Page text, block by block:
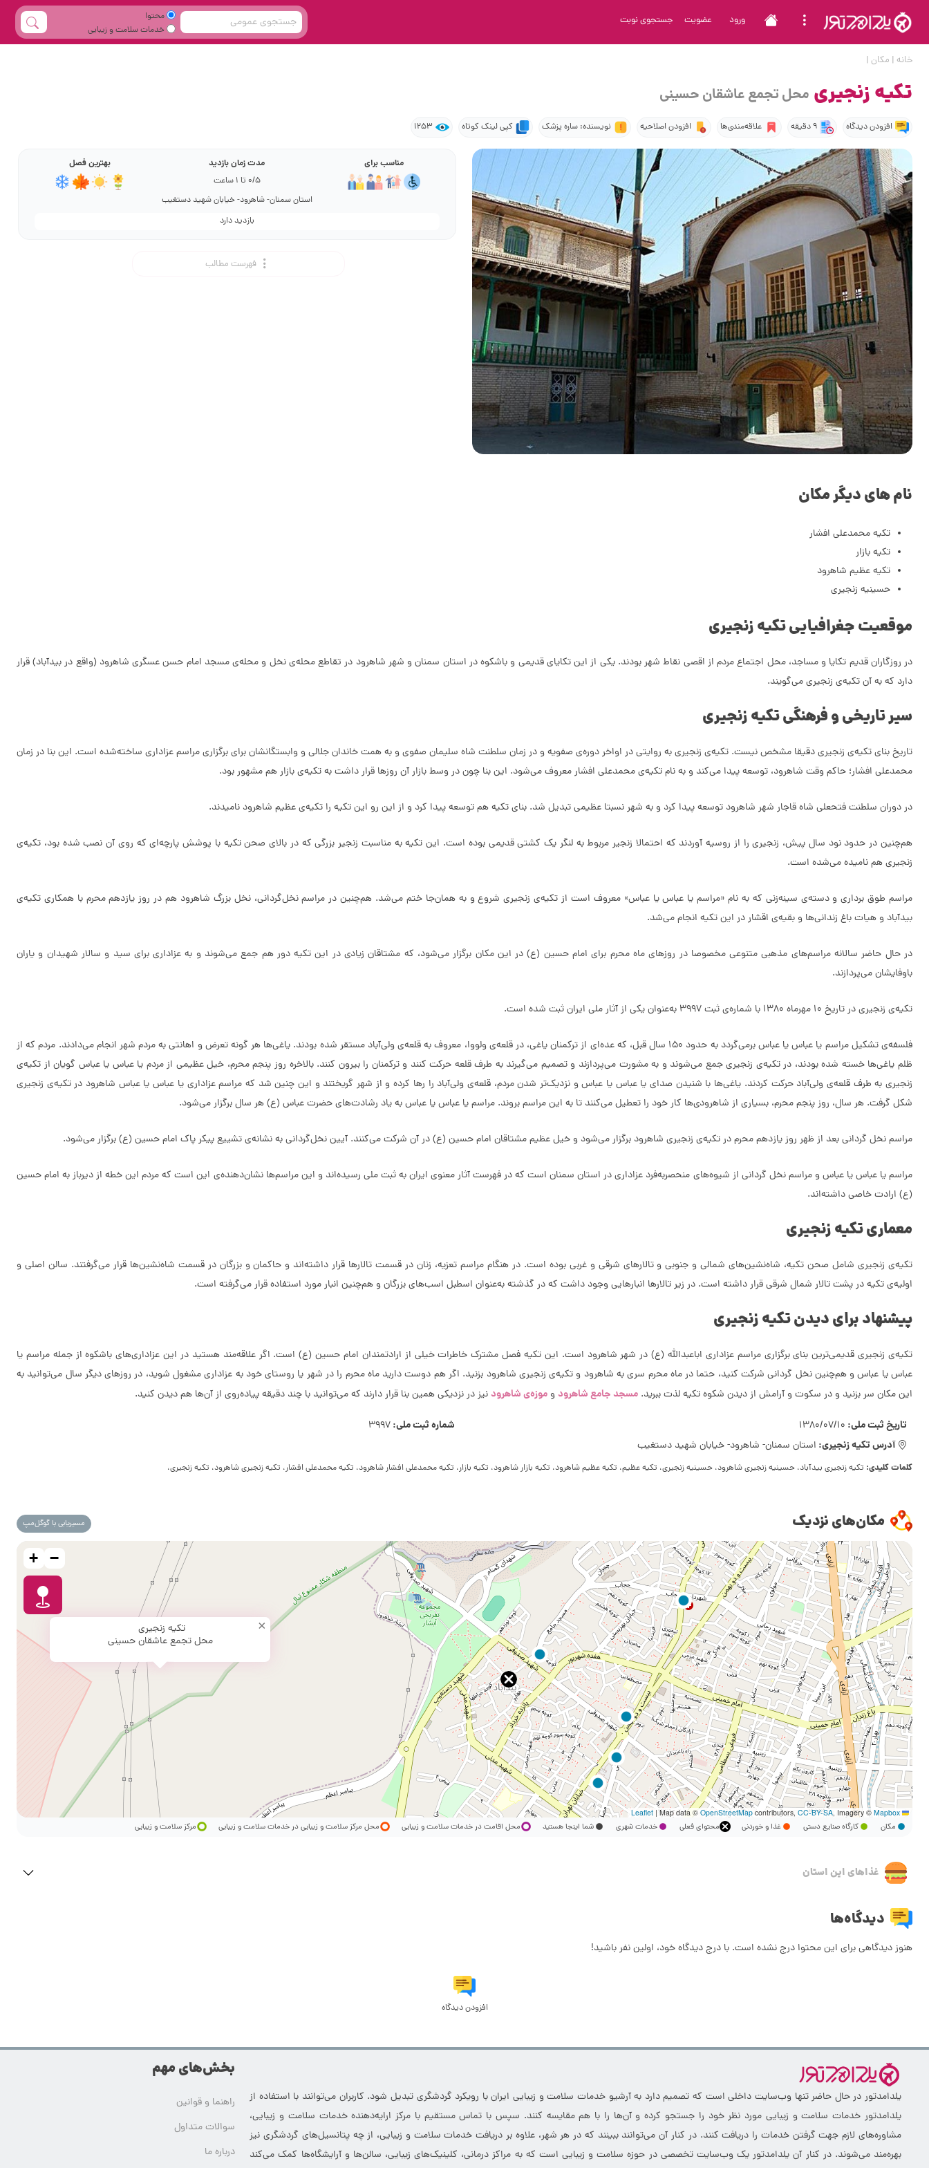
ورود عضویت جستجوی نوبت
محتوا
خدمات سلامت و زیبایی
خانه | مکان |
تکیه زنجیری محل تجمع عاشقان حسینی
افزودن دیدگاه 9 دقیقه علاقه‌مندی‌ها افزودن اصلاحیه نویسنده: ساره پزشک کپی لینک کوتاه 1253
مناسب برای مدت زمان بازدید
0/5 تا 1 ساعت
بهترین فصل
استان سمنان- شاهرود- خیابان شهید دستغیب
بازدید دارد
فهرست مطالب
نام های دیگر مکان
تکیه محمدعلی افشار
تکیه بازار
تکیه عظیم شاهرود
حسینیه زنجیری
موقعیت جغرافیایی تکیه زنجیری
در روزگاران قدیم تکایا و مساجد، محل اجتماع مردم از اقصی نقاط شهر بودند. یکی از این تکایای قدیمی و باشکوه در استان سمنان و شهر شاهرود در تقاطع محله‌ی نخل و محله‌ی مسجد امام حسن عسگری شاهرود (واقع در بیدآباد) قرار
دارد که به آن تکیه‌ی زنجیری می‌گویند.
سیر تاریخی و فرهنگی تکیه زنجیری
تاریخ بنای تکیه‌ی زنجیری دقیقا مشخص نیست. تکیه‌ی زنجیری به روایتی در اواخر دوره‌ی صفویه و در زمان سلطنت شاه سلیمان صفوی و به همت خاندان جلالی و وابستگانشان برای برگزاری مراسم عزاداری ساخته‌شده است. این بنا در زمان
محمدعلی افشار؛ حاکم وقت شاهرود، توسعه پیدا می‌کند و به نام تکیه‌ی محمدعلی افشار معروف می‌شود. این بنا چون در وسط بازار آن روزها قرار داشت به تکیه‌ی بازار هم مشهور بود.
در دوران سلطنت فتحعلی شاه قاجار شهر شاهرود توسعه پیدا کرد و به شهر نسبتا عظیمی تبدیل شد. بنای تکیه هم توسعه پیدا کرد و از این رو این تکیه را تکیه‌ی عظیم شاهرود نامیدند.
هم­‌چنین در حدود نود سال پیش، زنجیری را از روسیه آوردند که احتمالا زنجیر مربوط به لنگر یک کشتی قدیمی بوده است. این تکیه به مناسبت زنجیر بزرگی که در بالای صحن تکیه با پوشش پارچه‌ای که روی آن نصب شده بود، تکیه‌ی
زنجیری هم نامیده می‌شده است.
مراسم طوق برداری و دسته‌ی سینه‌زنی که به نام «مراسم یا عباس یا عباس» معروف است از تکیه‌ی زنجیری شروع و به همان‌جا ختم می‌شد. هم­‌چنین در مراسم نخل‌گردانی، نخل بزرگ شاهرود هم در روز یازدهم محرم با همکاری تکیه‌ی
بیدآباد و هیات باغ زندانی‌ها و بقیه‌ی اقشار در این تکیه انجام می‌شد.
در حال حاضر سالانه مراسم‌های مذهبی متنوعی مخصوصا در روزهای ماه محرم برای امام حسین (ع) در این مکان برگزار می‌شود، که مشتاقان زیادی در این تکیه دور هم جمع می‌شوند و به عزاداری برای سید و سالار شهیدان و یاران
باوفایشان می‌پردازند.
تکیه‌ی زنجیری در تاریخ 10 مهرماه 1380 با شماره‌ی ثبت ۳۹۹۷ به‌عنوان یکی از آثار ملی ایران ثبت شده است.
فلسفه‌ی تشکیل مراسم یا عباس یا عباس برمی‌گردد به حدود 150 سال قبل، که عده‌ای از ترکمنان یاغی، در قلعه‌ی ولووا، معروف به قلعه‌ی ولی‌آباد مستقر شده بودند. یاغی‌ها هر گونه تعرض و اهانتی به مردم شهر انجام می‌دادند. مردم که از
ظلم یاغی‌ها خسته شده بودند، در تکیه‌ی زنجیری جمع می‌شوند و به مشورت می‌پردازند و تصمیم می‌گیرند به طرف قلعه حرکت کنند و ترکمنان را بیرون کنند. بالاخره روز پنجم محرم، خیل عظیمی از مردم یا عباس یا عباس گویان از تکیه‌ی
زنجیری به طرف قلعه‌ی ولی‌آباد حرکت کردند. یاغی‌ها با شنیدن صدای یا عباس یا عباس و نزدیک‌تر شدن مردم، قلعه‌ی ولی‌آباد را رها کرده و از شهر گریختند و این چنین شد که مراسم عزاداری یا عباس یا عباس شاهرود در تکیه‌ی زنجیری
شکل گرفت. هر سال، روز پنجم محرم، بسیاری از شاهرودی‌ها کار خود را تعطیل می‌کنند تا به این مراسم بروند. مراسم یا عباس یا عباس به یاد رشادت‌های حضرت عباس (ع) هر سال برگزار می‌شود.
مراسم نخل گردانی بعد از ظهر روز یازدهم محرم در تکیه‌ی زنجیری شاهرود برگزار می‌شود و خیل عظیم مشتاقان امام حسین (ع) در آن شرکت می‌کنند. آیین نخل‌گردانی به نشانه‌ی تشییع پیکر پاک امام حسین (ع) برگزار می‌شود.
مراسم یا عباس یا عباس و مراسم نخل گردانی از شیوه‌های منحصربه‌فرد عزاداری در استان سمنان است که در فهرست آثار معنوی ایران به ثبت ملی رسیده‌اند و این مراسم‌ها نشان‌دهنده‌ی این است که مردم این خطه از دیرباز به امام حسین
(ع) ارادت خاصی داشته‌اند.
معماری تکیه زنجیری
تکیه‌ی زنجیری شامل صحن تکیه، شاه‌نشین‌های شمالی و جنوبی و تالارهای شرقی و غربی بوده است. در هنگام مراسم تعزیه، زنان در قسمت تالارها قرار داشته‌اند و حاکمان و بزرگان در قسمت شاه‌نشین‌ها قرار می‌گرفتند. سالن اصلی و
اولیه‌ی تکیه در پشت تالار شمال شرقی قرار داشته است. در زیر تالارها انبارهایی وجود داشت که در گذشته به‌عنوان اسطبل اسب‌های بزرگان و هم­‌چنین انبار مورد استفاده قرار می‌گرفته است.
پیشنهاد برای دیدن تکیه زنجیری
تکیه‌ی زنجیری قدیمی‌ترین بنای برگزاری مراسم عزاداری اباعبدالله (ع) در شهر شاهرود است. این تکیه فصل مشترک خاطرات خیلی از ارادتمندان امام حسین (ع) است. اگر علاقه‌مند هستید در این عزاداری‌های باشکوه از جمله مراسم یا
عباس یا عباس و هم‌چنین نخل گردانی شرکت کنید، حتما در ماه محرم سری به شاهرود و تکیه‌ی زنجیری شاهرود بزنید. اگر هم دوست دارید ماه محرم را در شهر یا روستای خود به عزاداری مشغول شوید، در روزهای دیگر سال می‌توانید به
این مکان سر بزنید و در سکوت و آرامش از دیدن شکوه تکیه لذت ببرید. مسجد جامع شاهرودو موزه‌ی شاهرودنیز در نزدیکی همین بنا قرار دارند که می‌توانید با چند دقیقه پیاده‌روی از آن‌ها هم دیدن کنید.
تاریخ ثبت ملی: 1380/07/10 شماره ثبت ملی:3997
آدرس تکیه زنجیری: استان سمنان- شاهرود- خیابان شهید دستغیب
کلمات کلیدی: تکیه زنجیری بیدآباد، حسینیه زنجیری شاهرود، حسینیه زنجیری، تکیه عظیم، تکیه عظیم شاهرود، تکیه بازار شاهرود، تکیه بازار، تکیه محمدعلی افشار شاهرود، تکیه محمدعلی افشار، تکیه زنجیری شاهرود، تکیه زنجیری،
مکان‌های نزدیک مسیریابی با گوگل‌مپ
تکیه زنجیری
محل تجمع عاشقان حسینی
×
+ −
Leaflet
|Map data ©OpenStreetMapcontributors, CC-BY-SA, Imagery © Mapbox
مکان کارگاه صنایع دستی غذا و خوردنی محتوای فعلی خدمات شهری شما اینجا هستید محل اقامت در خدمات سلامت و زیبایی محل مرکز سلامت و زیبایی در خدمات سلامت و زیبایی مرکز سلامت و زیبایی
غذاهای این استان
دیدگاه‌ها
هنوز دیدگاهی برای این محتوا درج نشده است. با درج دیدگاه خود، اولین نفر باشید!
افزودن دیدگاه
یلدامدتور در حال حاضر تنها وب‌سایت داخلی است که تصمیم دارد به آرشیو خدمات سلامت و زیبایی ایران با رویکرد گردشگری تبدیل شود. کاربران می‌توانند با استفاده از
یلدامدتور خدمات سلامت و زیبایی مورد نظر خود را جستجو کرده و آن‌ها را با هم مقایسه کنند. سپس با تماس مستقیم با مرکز ارایه‌دهنده خدمات سلامت و زیبایی،
مشاوره‌های لازم جهت گرفتن خدمات را دریافت کنند. در کنار آن می‌توانند ببینند که در هر شهر، علاوه بر دریافت خدمات سلامت و زیبایی، از چه پتانسیل‌های گردشگری نیز
بهره‌مند می‌شوند. در کنار آن یلدامدتور یک وب‌سایت تخصصی در حوزه سلامت و زیبایی است که به مراکز درمانی، کلینیک‌های زیبایی، سالن‌ها و آرایشگاه‌ها کمک می‌کند
بخش‌های مهم
راهنما و قوانین
سوالات متداول
درباره ما